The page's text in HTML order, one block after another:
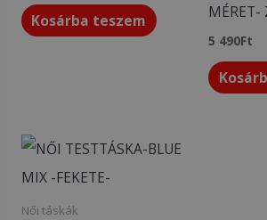
Kosárba teszem
MÉRET-
5 490Ft
Női táskák